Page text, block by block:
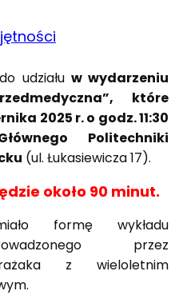
udziału w wydarzeniu
które
2025 r. o godz. 11:30
Politechniki
(ul. Łukasiewicza 17).
około 90 minut.
formę wykładu
przez
z wieloletnim